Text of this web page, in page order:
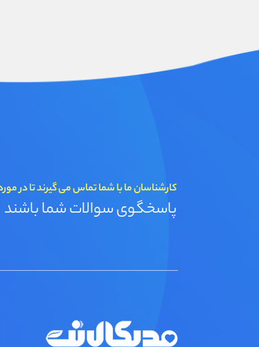
کارشناسان ما با شما تماس می گیرند تا در
پاسخگوی سوالات شما باشند